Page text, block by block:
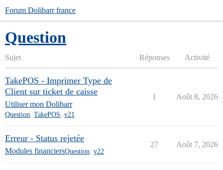
Forum Dolibarr france
Question
Sujet Réponses Activité
TakePOS - Imprimer Type de
Client sur ticket de caisse
Utiliser mon Dolibarr
Question, TakePOS, v21
1 Août 8, 2026
Erreur - Status rejetée
Modules financiersQuestion v22
27 Août 7, 2026